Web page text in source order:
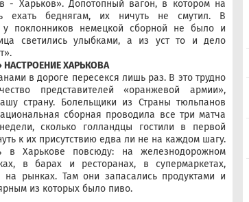
- Харьков». Допотопный вагон, в котором на
ехать беднягам, их ничуть не смутил. В
у поклонников немецкой сборной не было и
светились улыбками, а из уст то и дело
ХАРЬКОВА
в дороге пересекся лишь раз. В это трудно
представителей «оранжевой армии»,
страну. Болельщики из Страны тюльпанов
сборная проводила все три матча
сколько голландцы гостили в первой
к их присутствию едва ли не на каждом шагу.
в Харькове повсюду: на железнодорожном
в барах и ресторанах, в супермаркетах,
рынках. Там они запасались продуктами и
из которых было пиво.